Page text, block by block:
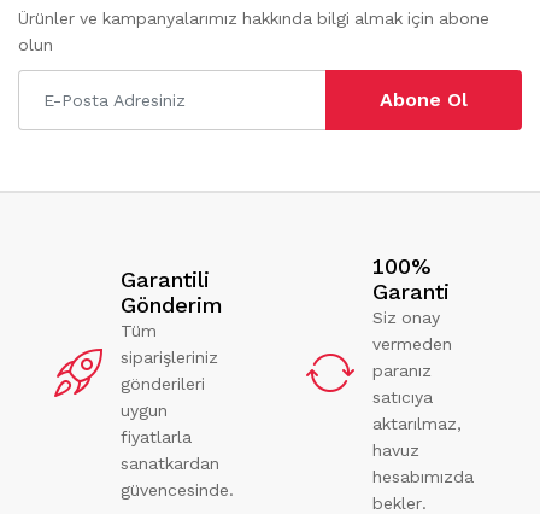
Ürünler ve kampanyalarımız hakkında bilgi almak için abone
olun
Abone Ol
Garantili
Gönderim
Tüm
siparişleriniz
gönderileri
uygun
fiyatlarla
sanatkardan
güvencesinde.
100%
Garanti
Siz onay
vermeden
paranız
satıcıya
aktarılmaz,
havuz
hesabımızda
bekler.